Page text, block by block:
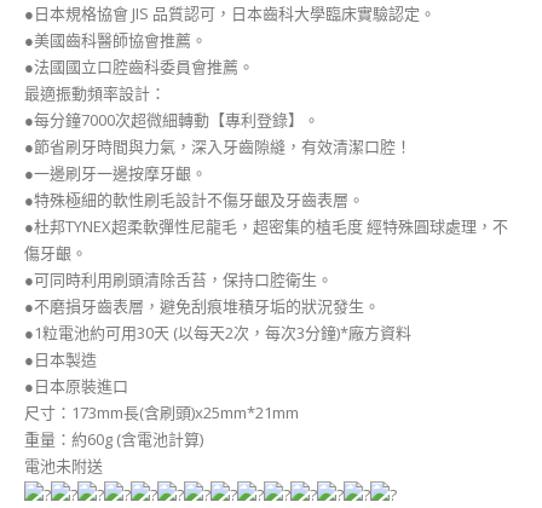
●日本規格協會 JIS 品質認可，日本齒科大學臨床實驗認定。
●美國齒科醫師協會推薦。
●法國國立口腔齒科委員會推薦。
最適振動頻率設計：
●每分鐘7000次超微細轉動【專利登錄】。
●節省刷牙時間與力氣，深入牙齒隙縫，有效清潔口腔！
●一邊刷牙一邊按摩牙齦。
●特殊極細的軟性刷毛設計不傷牙齦及牙齒表層。
●杜邦TYNEX超柔軟彈性尼龍毛，超密集的植毛度 經特殊圓球處理，不
傷牙齦。
●可同時利用刷頭清除舌苔，保持口腔衛生。
●不磨損牙齒表層，避免刮痕堆積牙垢的狀況發生。
●1粒電池約可用30天 (以每天2次，每次3分鐘)*廠方資料
●日本製造
●日本原裝進口
尺寸：173mm長(含刷頭)x25mm*21mm
重量：約60g (含電池計算)
電池未附送